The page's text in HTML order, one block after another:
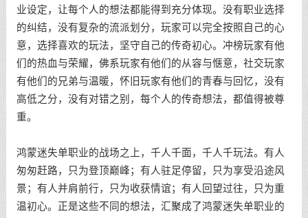
业设定，让每个人的想法都能得到充分体现。没有职业选择
的纠结，没有复杂的流派划分，玩家可以完全按照自己的心
意，选择喜欢的玩法，坚守自己的传奇初心。冲榜玩家有他
们的热血与荣耀，佛系玩家有他们的从容与惬意，社交玩家
有他们的兄弟与温暖，怀旧玩家有他们的青春与回忆，没有
高低之分，没有对错之别，每个人的传奇想法，都值得被尊
重。
鸿蒙迷失单职业的战场之上，千人千面，千人千玩法。有人
匆匆赶路，只为登顶巅峰；有人驻足停留，只为享受沿途风
景；有人并肩前行，只为收获情谊；有人回望过往，只为重
温初心。正是这些不同的想法，汇聚成了鸿蒙迷失单职业的